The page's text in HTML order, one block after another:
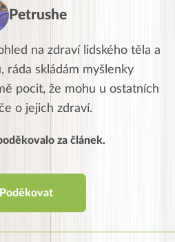
Petrushe
na zdraví lidského těla a
ráda skládám myšlenky
pocit, že mohu u ostatních
o jejich zdraví.
za článek.
Poděkovat